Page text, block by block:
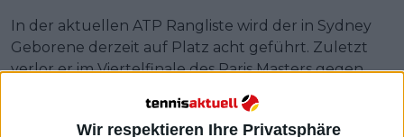
Wir respektieren Ihre Privatsphäre
In der aktuellen ATP Rangliste wird der in Sydney
Geborene derzeit auf Platz acht geführt. Zuletzt
verlor er im Viertelfinale des Paris Masters gegen
Argentinier Francisco Cerundolo, der nach der
Absage des Amerikaners Tommy Paul als Zweiter ins